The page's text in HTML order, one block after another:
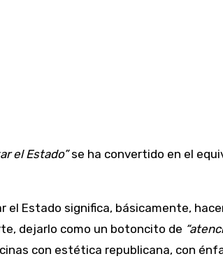
el Estado”se ha convertido en el
el Estado significa, básicamente,
dejarlo como un botoncito de
con estética republicana, con